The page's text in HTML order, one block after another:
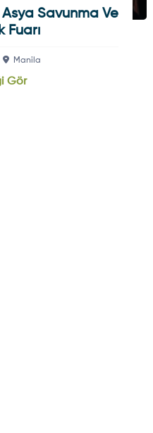
Savunma Ve
Fuarı
Manila
Gör